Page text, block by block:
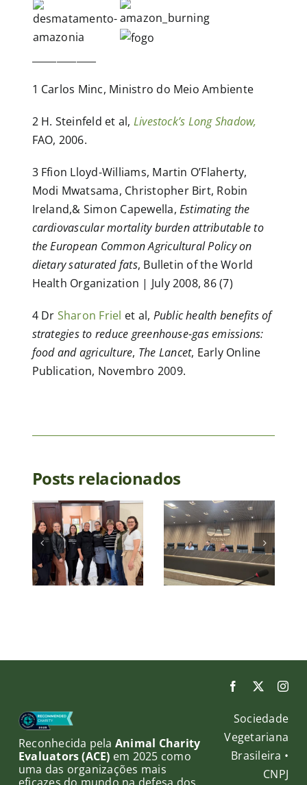
1 Carlos Minc, Ministro do Meio Ambiente
2 H. Steinfeld et al, Livestock’s Long Shadow,
FAO, 2006.
3 Ffion Lloyd-Williams, Martin O’Flaherty,
Modi Mwatsama, Christopher Birt, Robin
Ireland,& Simon Capewella,Estimating the
cardiovascular mortality burden attributable to
the European Common Agricultural Policy on
dietary saturated fats, Bulletin of the World
Health Organization | July 2008, 86 (7)
4 Dr Sharon Friel et al, Public health benefits of
strategies to reduce greenhouse-gas emissions:
food and agriculture, The Lancet, Early Online
Publication, Novembro 2009.
Posts relacionados
SVB
participa
do
Simpósio
Paranaense
de Direito
realiza
nutricional
no Laguna
SAF e
Reconhecida pela Animal Charity
Evaluators (ACE) em 2025 como
uma das organizações mais
eficazes do mundo na defesa dos
Sociedade
Vegetariana
Brasileira •
CNPJ